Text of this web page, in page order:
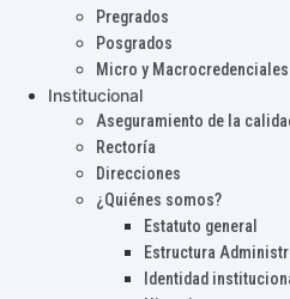
Pregrados
Posgrados
Micro y Macrocredenciales
Institucional
Aseguramiento de la
Rectoría
Direcciones
¿Quiénes somos?
Estatuto general
Estructura
Identidad